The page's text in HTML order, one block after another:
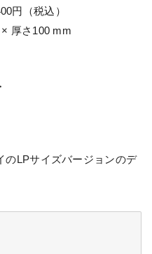
円（税込）
厚さ100 mm
のLPサイズバージョンのデ